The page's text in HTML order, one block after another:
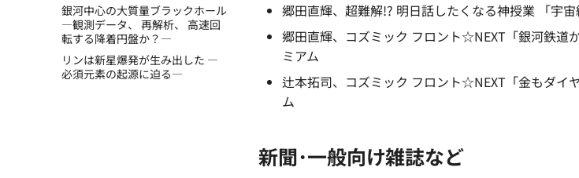
銀河中心の大質量ブラックホール
―観測データ、 再解析、 高速回
転する降着円盤か？―
リンは新星爆発が生み出した ―
必須元素の起源に迫る―
郷田直輝、 超難解!? 明日話したくなる神授業 「宇宙
郷田直輝、 コズミック フロント☆NEXT「銀河鉄道
ミアム
辻本拓司、 コズミック フロント☆NEXT「金もダイ
ム
新聞･一般向け雑誌など